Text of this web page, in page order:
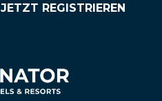
JETZT REGISTRIEREN